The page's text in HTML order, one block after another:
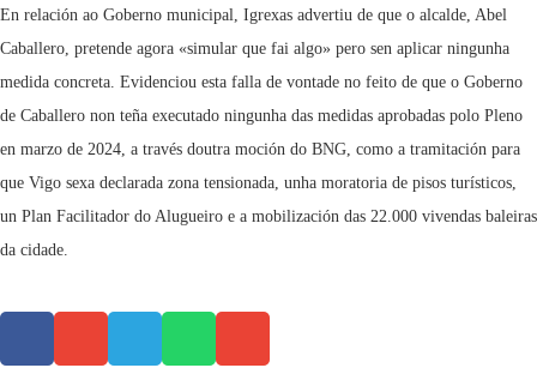
En relación ao Goberno municipal, Igrexas advertiu de que o alcalde, Abel
Caballero, pretende agora «simular que fai algo» pero sen aplicar ningunha
medida concreta. Evidenciou esta falla de vontade no feito de que o Goberno
de Caballero non teña executado ningunha das medidas aprobadas polo Pleno
en marzo de 2024, a través doutra moción do BNG, como a tramitación para
que Vigo sexa declarada zona tensionada, unha moratoria de pisos turísticos,
un Plan Facilitador do Alugueiro e a mobilización das 22.000 vivendas baleiras
da cidade.